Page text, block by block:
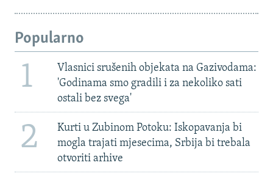
Popularno
1
Vlasnici srušenih objekata na Gazivodama:
'Godinama smo gradili i za nekoliko sati
ostali bez svega'
2
Kurti u Zubinom Potoku: Iskopavanja bi
mogla trajati mjesecima, Srbija bi trebala
otvoriti arhive